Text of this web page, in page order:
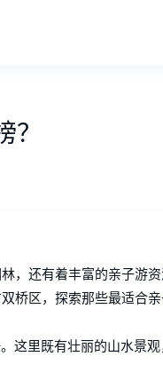
，还有着丰富的亲子游
桥区，探索那些最适合亲
这里既有壮丽的山水景